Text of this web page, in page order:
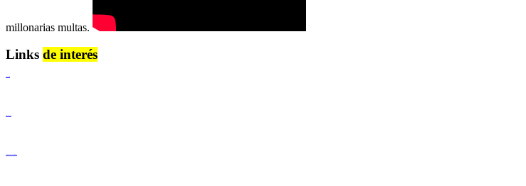
millonarias multas.
Links de interés